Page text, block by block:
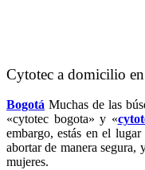
Cytotec a domicilio
Bogotá Muchas de las
«cytotec bogota» y «
embargo, estás en el
abortar de manera segura,
mujeres.